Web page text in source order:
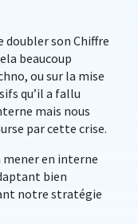
doubler son Chiffre
beaucoup
ou sur la mise
qu’il a fallu
mais nous
par cette crise.
en interne
bien
notre stratégie